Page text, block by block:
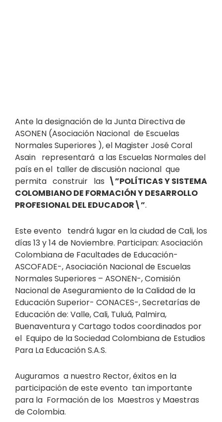
Ante la designación de la Junta Directiva de
ASONEN (Asociación Nacional de Escuelas
Normales Superiores ), el Magister José Coral
Asain representará a las Escuelas Normales del
país en el taller de discusión nacional que
permita construir las \”POLÍTICAS Y SISTEMA
COLOMBIANO DE FORMACIÓN Y DESARROLLO
PROFESIONAL DEL EDUCADOR\”.
Este evento tendrá lugar en la ciudad de Cali, los
días 13 y 14 de Noviembre. Participan: Asociación
Colombiana de Facultades de Educación-
ASCOFADE-, Asociación Nacional de Escuelas
Normales Superiores – ASONEN-, Comisión
Nacional de Aseguramiento de la Calidad de la
Educación Superior- CONACES-, Secretarías de
Educación de: Valle, Cali, Tuluá, Palmira,
Buenaventura y Cartago todos coordinados por
el Equipo de la Sociedad Colombiana de Estudios
Para La Educación S.A.S.
Auguramos a nuestro Rector, éxitos en la
participación de este evento tan importante
para la Formación de los Maestros y Maestras
de Colombia.